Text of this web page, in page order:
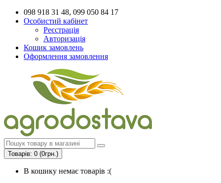
098 918 31 48, 099 050 84 17
Особистий кабінет
Реєстрація
Авторизація
Кошик замовлень
Оформлення замовлення
Товарів: 0 (0грн.)
В кошику немає товарів :(